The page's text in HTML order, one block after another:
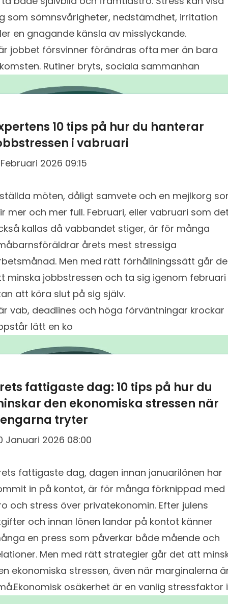
som sömnsvårigheter, nedstämdhet, irritation
en gnagande känsla av misslyckande.
jobbet försvinner förändras ofta mer än bara
Rutiner bryts, sociala sammanhan
10 tips på hur du hanterar
i vabruari
2026 09:15
möten, dåligt samvete och en mejlkorg
mer och mer full. Februari, eller vabruari som
kallas då vabbandet stiger, är för många
årets mest stressiga
Men med rätt förhållningssätt går
minska jobbstressen och ta sig igenom februari
att köra slut på sig själv.
vab, deadlines och höga förväntningar krockar
lätt en ko
fattigaste dag: 10 tips på hur du
den ekonomiska stressen när
tryter
Januari 2026 08:00
fattigaste dag, dagen innan januarilönen har
in på kontot, är för många förknippad med
och stress över privatekonomin. Efter julens
och innan lönen landar på kontot känner
en press som påverkar både mående och
Men med rätt strategier går det att
ekonomiska stressen, även när marginalerna
osäkerhet är en vanlig stressfaktor i